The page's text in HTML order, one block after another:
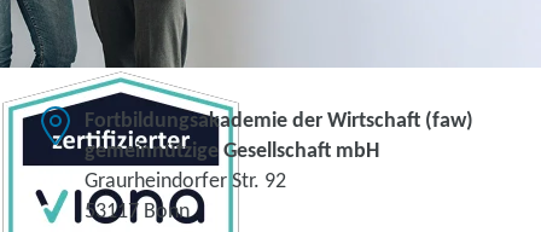
Fortbildungsakademie der Wirtschaft (faw)
gemeinnützige Gesellschaft mbH
Graurheindorfer Str. 92
53117 Bonn